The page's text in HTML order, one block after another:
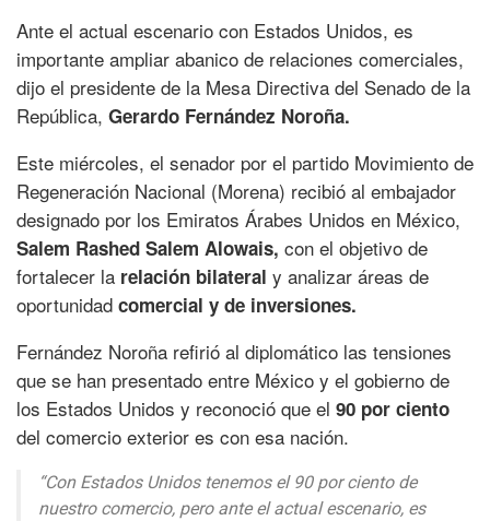
Ante el actual escenario con Estados Unidos, es
importante ampliar abanico de relaciones comerciales,
dijo el presidente de la Mesa Directiva del Senado de la
República, Gerardo Fernández Noroña.
Este miércoles, el senador por el partido Movimiento de
Regeneración Nacional (Morena) recibió al embajador
designado por los Emiratos Árabes Unidos en México,
Salem Rashed Salem Alowais, con el objetivo de
fortalecer la relación bilateral y analizar áreas de
oportunidad comercial y de inversiones.
Fernández Noroña refirió al diplomático las tensiones
que se han presentado entre México y el gobierno de
los Estados Unidos y reconoció que el 90 por ciento
del comercio exterior es con esa nación.
“Con Estados Unidos tenemos el 90 por ciento de
nuestro comercio, pero ante el actual escenario, es